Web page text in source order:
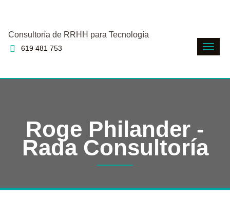
Consultoría de RRHH para Tecnología
619 481 753
Roge Philander -
Rada Consultoría